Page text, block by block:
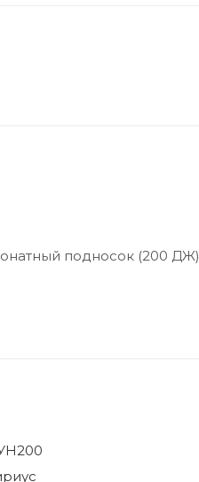
подносок (200 ДЖ)